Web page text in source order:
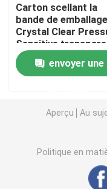
S'accrochent le film
film d'enveloppe
Conteneurs de
Papier
Carton scellant la
bande de emballage
Crystal Clear
Sensitive
de BOPP
envoyer une
Aperçu Au
Politique en